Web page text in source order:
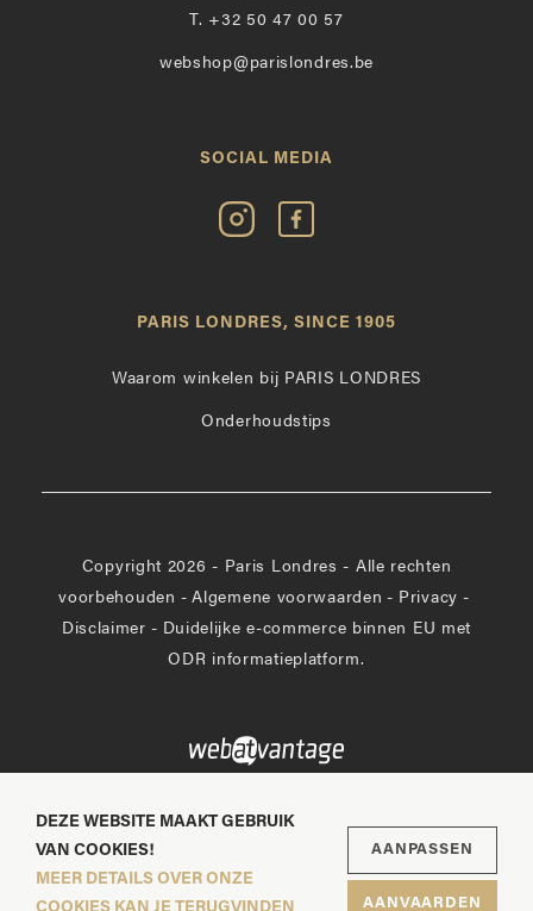
T. +32 50 47 00 57
webshop@parislondres.be
SOCIAL MEDIA
Volg
Paris
Instagram
Vind
op
PARIS LONDRES, SINCE 1905
Waarom winkelen bij PARIS LONDRES
Onderhoudstips
Copyright 2026 - Paris Londres - Alle rechten
voorbehouden - Algemene voorwaarden - Privacy -
Disclaimer - Duidelijke e-commerce binnen EU met
ODR informatieplatform.
DEZE WEBSITE MAAKT GEBRUIK
VAN COOKIES!
MEER DETAILS OVER ONZE
AANPASSEN
AANVAARDEN